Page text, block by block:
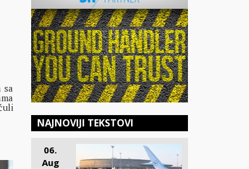
sa
NAJNOVIJI TEKSTOVI
06.
Aug